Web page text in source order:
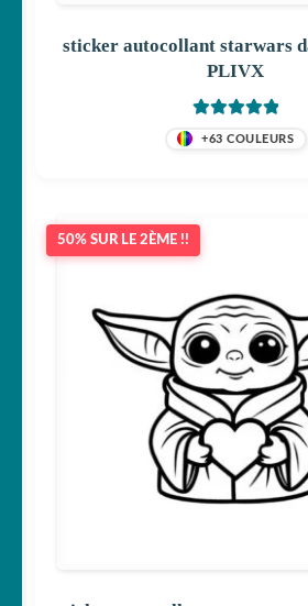
sticker autocollant starwars
PLIVX
+63 COULEURS
50% SUR LE 2ÈME !!